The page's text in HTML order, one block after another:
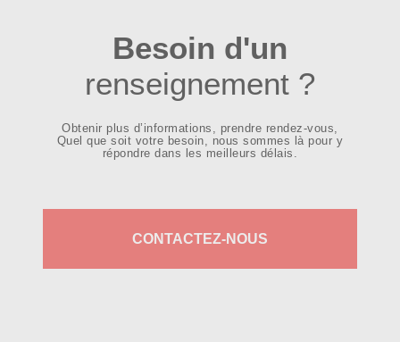
Besoin d'un
renseignement ?
Obtenir plus d’informations, prendre rendez-vous,
Quel que soit votre besoin, nous sommes là pour y
répondre dans les meilleurs délais.
CONTACTEZ-NOUS